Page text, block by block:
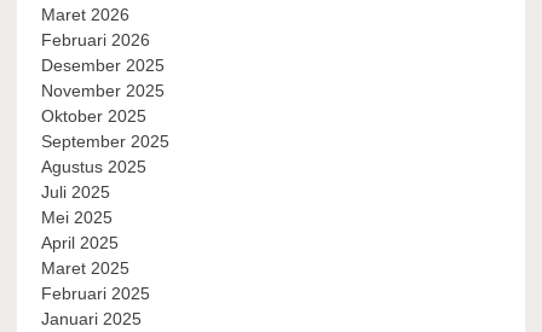
Maret 2026
Februari 2026
Desember 2025
November 2025
Oktober 2025
September 2025
Agustus 2025
Juli 2025
Mei 2025
April 2025
Maret 2025
Februari 2025
Januari 2025